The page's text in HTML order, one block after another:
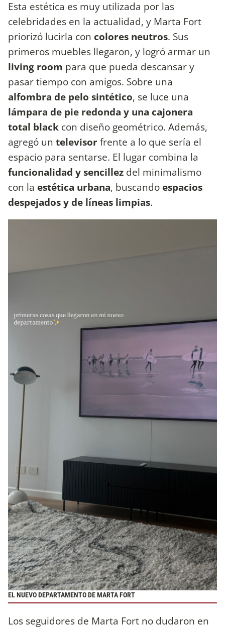
Esta estética es muy utilizada por las
celebridades en la actualidad, y Marta Fort
priorizó lucirla con colores neutros. Sus
primeros muebles llegaron, y logró armar un
living room para que pueda descansar y
pasar tiempo con amigos. Sobre una
alfombra de pelo sintético, se luce una
lámpara de pie redonda y una cajonera
total black con diseño geométrico. Además,
agregó un televisorfrente a lo que sería el
espacio para sentarse. El lugar combina la
funcionalidad y sencillez del minimalismo
con la estética urbana, buscando espacios
despejados y de líneas limpias.
EL NUEVO DEPARTAMENTO DE MARTA FORT
Los seguidores de Marta Fort no dudaron en